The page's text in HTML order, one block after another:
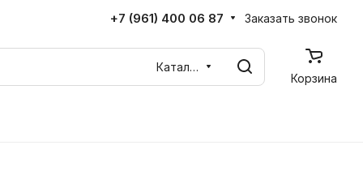
+7 (961) 400 06 87 Заказать звонок
Каталог
Корзина